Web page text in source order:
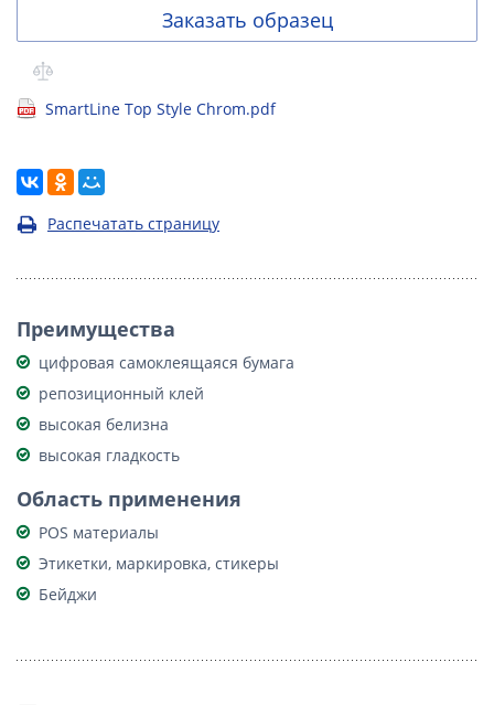
Заказать образец
SmartLine Top Style Chrom.pdf
Распечатать страницу
Преимущества
цифровая самоклеящаяся бумага
репозиционный клей
высокая белизна
высокая гладкость
Область применения
POS материалы
Этикетки, маркировка, стикеры
Бейджи